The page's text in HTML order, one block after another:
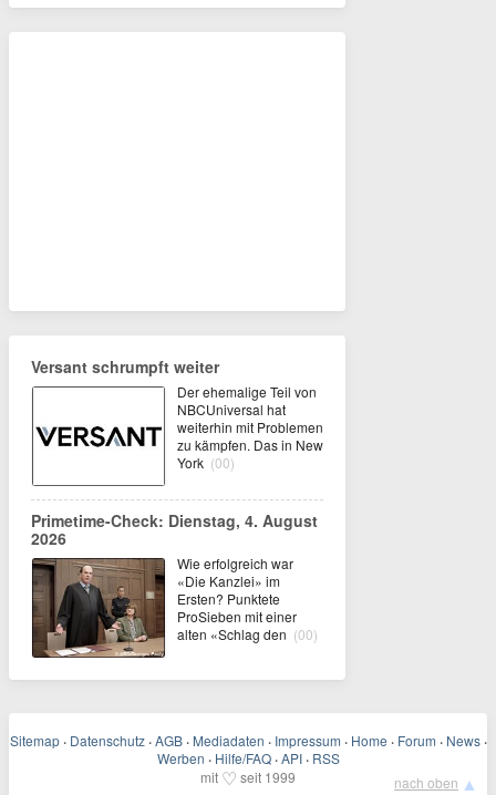
Versant schrumpft weiter
Der ehemalige Teil von
NBCUniversal hat
weiterhin mit Problemen
zu kämpfen. Das in New
York (00)
Primetime-Check: Dienstag, 4. August
2026
Wie erfolgreich war
«Die Kanzlei» im
Ersten? Punktete
ProSieben mit einer
alten «Schlag den (00)
Sitemap · Datenschutz · AGB · Mediadaten · Impressum · Home · Forum · News ·
Werben · Hilfe/FAQ · API · RSS
mit ♡ seit 1999 nach oben ▲